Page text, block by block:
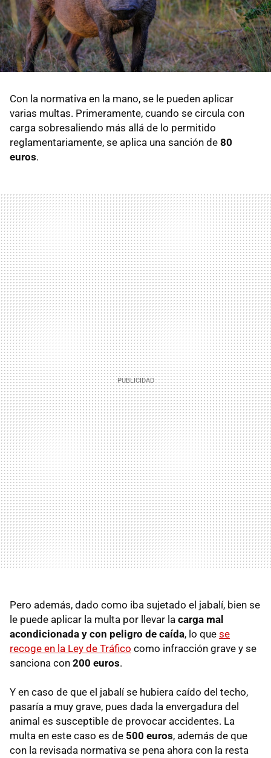
Con la normativa en la mano, se le pueden aplicar
varias multas. Primeramente, cuando se circula con
carga sobresaliendo más allá de lo permitido
reglamentariamente, se aplica una sanción de 80
euros.
Pero además, dado como iba sujetado el jabalí, bien se
le puede aplicar la multa por llevar la carga mal
acondicionada y con peligro de caída, lo que se
recoge en la Ley de Tráfico como infracción grave y se
sanciona con 200 euros.
Y en caso de que el jabalí se hubiera caído del techo,
pasaría a muy grave, pues dada la envergadura del
animal es susceptible de provocar accidentes. La
multa en este caso es de 500 euros, además de que
con la revisada normativa se pena ahora con la resta